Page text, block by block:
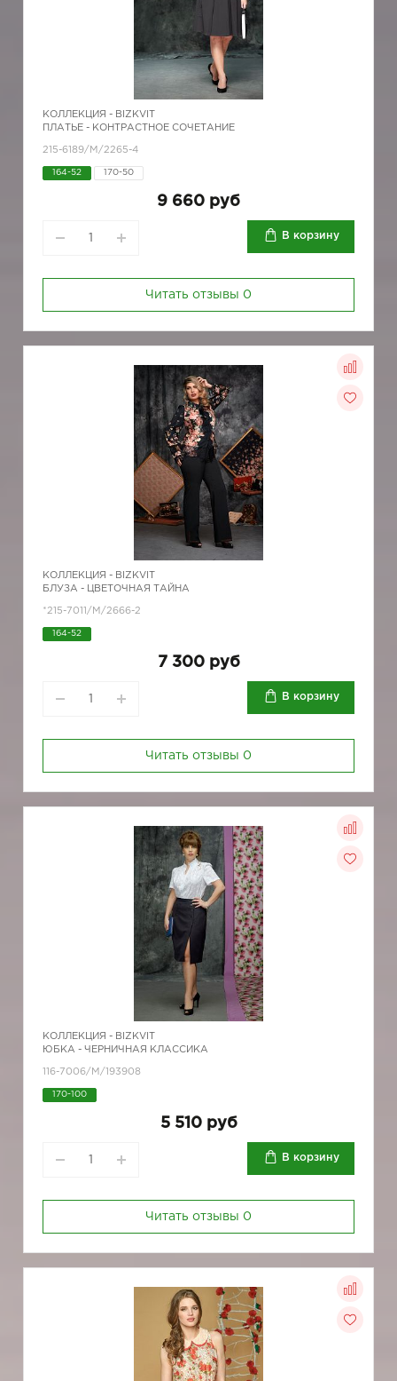
КОЛЛЕКЦИЯ - BIZKVIT
ПЛАТЬЕ - КОНТРАСТНОЕ СОЧЕТАНИЕ
215-6189/М/2265-4
164-52 170-50
9 660 руб
В корзину
Читать отзывы 0
КОЛЛЕКЦИЯ - BIZKVIT
БЛУЗА - ЦВЕТОЧНАЯ ТАЙНА
*215-7011/M/2666-2
164-52
7 300 руб
В корзину
Читать отзывы 0
КОЛЛЕКЦИЯ - BIZKVIT
ЮБКА - ЧЕРНИЧНАЯ КЛАССИКА
116-7006/М/193908
170-100
5 510 руб
В корзину
Читать отзывы 0